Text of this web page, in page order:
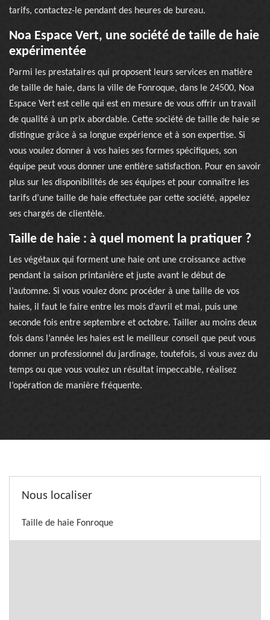
tarifs, contactez-le pendant des heures de bureau.
Noa Espace Vert, une société de taille de haie
expérimentée
Parmi les prestataires qui proposent leurs services en matière
de taille de haie, dans la ville de Fonroque, dans le 24500, Noa
Espace Vert est celle qui est en mesure de vous offrir un travail
de qualité à un prix abordable. Cette société de taille de haie se
distingue grâce à sa longue expérience et à son expertise. Si
vous voulez donner à vos haies ses formes spécifiques, son
équipe peut vous donner une entière satisfaction. Pour en savoir
plus sur les disponibilités de ses équipes et pour connaître les
tarifs d’une taille de haie effectuée par cette société, appelez
ses chargés de clientèle.
Taille de haie : à quel moment la pratiquer ?
Les végétaux qui forment une haie ont une croissance active
pendant la saison printanière et juste avant le début de
l’automne. Si vous voulez donc procéder à une taille de vos
haies, il faut le faire entre les mois d’avril et mai, puis une
seconde fois entre septembre et octobre. Tailler au moins deux
fois dans l’année les haies est le meilleur conseil que peut vous
donner un professionnel du jardinage, toutefois, si vous avez du
temps ou que vous voulez un résultat impeccable, réalisez
l’opération de manière fréquente.
Nous localiser
Taille de haie Fonroque